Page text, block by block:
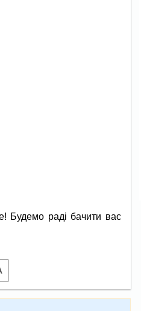
Будемо раді бачити вас